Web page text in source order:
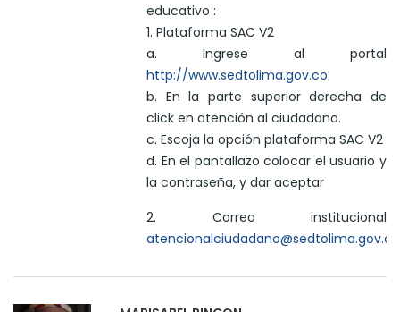
educativo :
1. Plataforma SAC V2
a. Ingrese al portal
http://www.sedtolima.gov.co
b. En la parte superior derecha de
click en atención al ciudadano.
c. Escoja la opción plataforma SAC V2
d. En el pantallazo colocar el usuario y
la contraseña, y dar aceptar
2. Correo institucional
atencionalciudadano@sedtolima.gov.co